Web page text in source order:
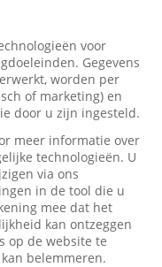
voor
Gegevens
worden per
of marketing) en
door u zijn ingesteld.
meer informatie over
technologieën. U
via ons
in de tool die u
mee dat het
kan ontzeggen
op de website te
belemmeren.